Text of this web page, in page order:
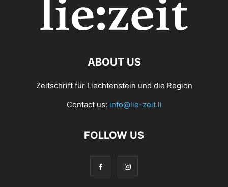
ABOUT US
Zeitschrift für Liechtenstein und die Region
Contact us: info@lie-zeit.li
FOLLOW US